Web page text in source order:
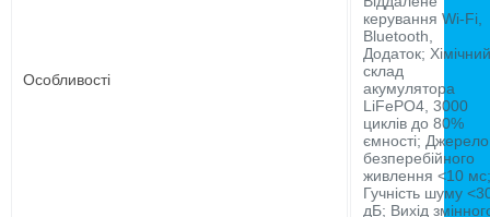
Особливості
керування Wi-Fi,
Bluetooth,
Додаток; Хімічний
склад
акумулятора
LiFePO4, 3000
циклів до 80%
ємності; Джерело
безперебійного
живлення <10 мс;
Гучність шуму
дБ; Вихід